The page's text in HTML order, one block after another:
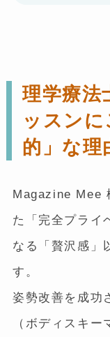
理学療法
ッスン
的」な理
Magazine Mee
た「完全プライ
なる「贅沢感」
す。
姿勢改善を成功
（ボディスキ